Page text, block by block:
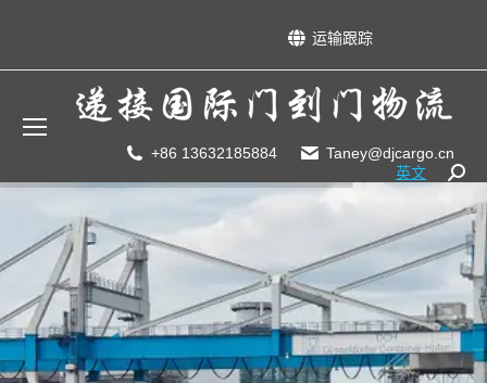
运输跟踪
+86 13632185884
Taney@djcargo.cn
英文